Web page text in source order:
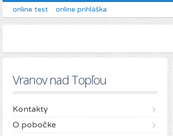
online test online prihláška
Vranov nad Topľou
Kontakty
O pobočke